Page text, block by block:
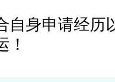
自身申请经历
！